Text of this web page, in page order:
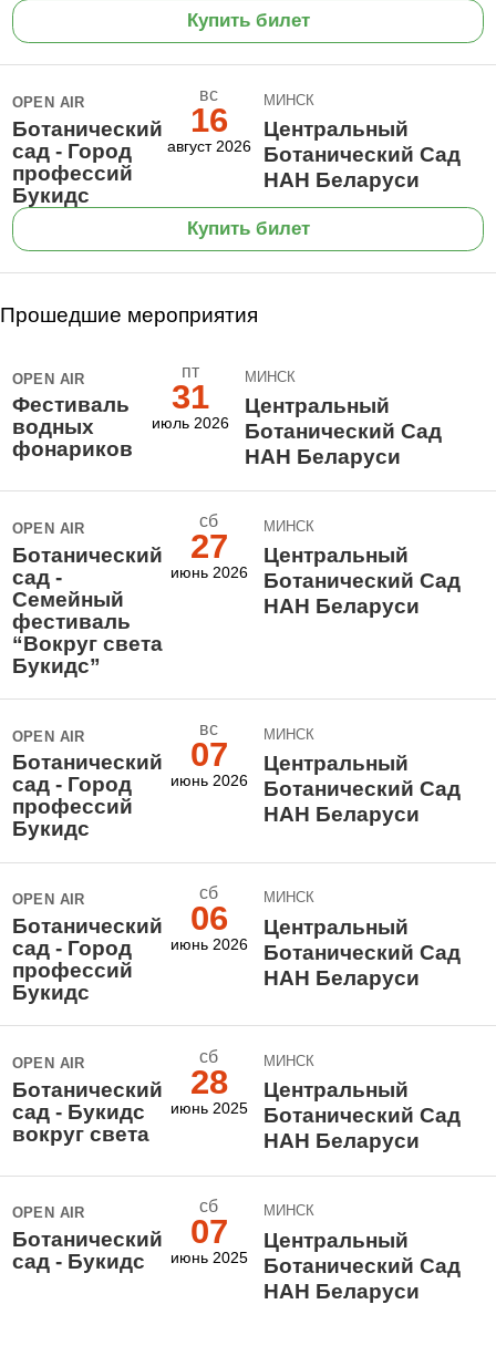
Купить билет
OPEN AIR
Ботанический
сад - Город
профессий
Букидс
вс
16
август 2026
МИНСК
Центральный
Ботанический Сад
НАН Беларуси
Купить билет
Прошедшие мероприятия
OPEN AIR
Фестиваль
водных
фонариков
пт
31
июль 2026
МИНСК
Центральный
Ботанический Сад
НАН Беларуси
OPEN AIR
Ботанический
сад -
Семейный
фестиваль
“Вокруг света
Букидс”
сб
27
июнь 2026
МИНСК
Центральный
Ботанический Сад
НАН Беларуси
OPEN AIR
Ботанический
сад - Город
профессий
Букидс
вс
07
июнь 2026
МИНСК
Центральный
Ботанический Сад
НАН Беларуси
OPEN AIR
Ботанический
сад - Город
профессий
Букидс
сб
06
июнь 2026
МИНСК
Центральный
Ботанический Сад
НАН Беларуси
OPEN AIR
Ботанический
сад - Букидс
вокруг света
сб
28
июнь 2025
МИНСК
Центральный
Ботанический Сад
НАН Беларуси
OPEN AIR
Ботанический
сад - Букидс
сб
07
июнь 2025
МИНСК
Центральный
Ботанический Сад
НАН Беларуси